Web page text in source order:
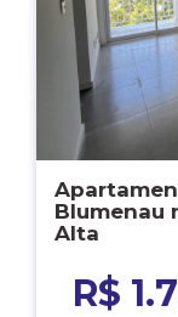
Blumenau
Alta
R$